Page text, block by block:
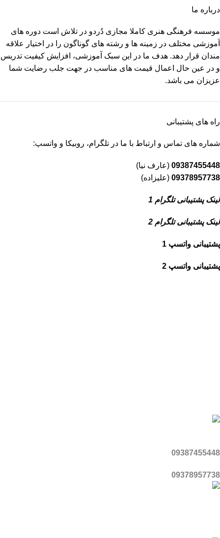
درباره ما
موسسه فرهنگی هنری کاملا مجازی دُردو در تلاش است دوره های
آموزشی مختلف در زمینه ها و رشته های گوناگون را در اختیار علاقه
مندان قرار دهد. هدف ما در این سبک آموزشی، افزایش کیفیت تدریس
و در عین حال اعمال قیمت های مناسب در جهت جلب رضایت شما
عزیزان می باشد.
راه های پشتیبانی
شماره های تماس و ارتباط با ما در تلگرام، روبیکا و واتسپ:
09387455448 (عارف نیا)
09378957738 (علیزاده)
لینک پشتیبانی تلگرام 1
لینک پشتیبانی تلگرام 2
پشتیبانی واتسپ 1
پشتیبانی واتسپ 2
09387455448
09378957738